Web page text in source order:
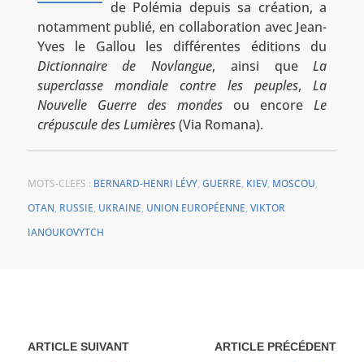
de Polémia depuis sa création, a
notamment publié, en collaboration avec Jean-
Yves le Gallou les différentes éditions du
Dictionnaire de Novlangue, ainsi queLa
superclasse mondiale contre les peuples,La
Nouvelle Guerre des mondes ou encoreLe
crépuscule des Lumières(Via Romana).
MOTS-CLEFS : BERNARD-HENRI LÉVY, GUERRE, KIEV, MOSCOU,
OTAN, RUSSIE, UKRAINE, UNION EUROPÉENNE, VIKTOR
IANOUKOVYTCH